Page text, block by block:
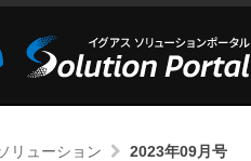
リューション 2023年09月号